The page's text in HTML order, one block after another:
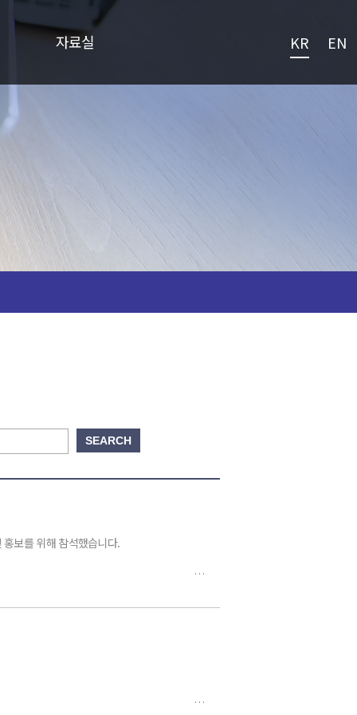
자료실 KR EN
보를 위해 참석했습니다.